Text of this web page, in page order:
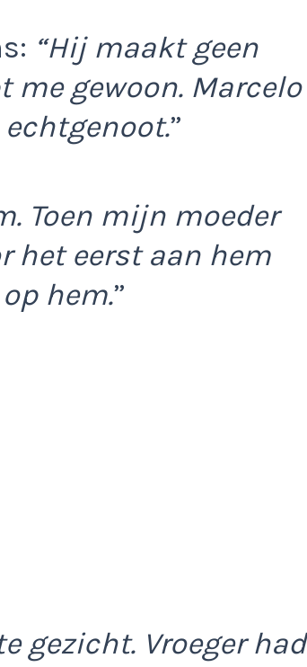
“Hij maakt geen
gewoon. Marcelo
”
Toen mijn moeder
het eerst aan hem
hem.”
gezicht. Vroeger had